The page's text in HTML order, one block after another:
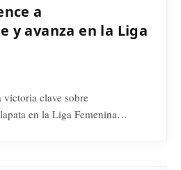
a
y avanza en la Liga
victoria clave sobre
en la Liga Femenina…